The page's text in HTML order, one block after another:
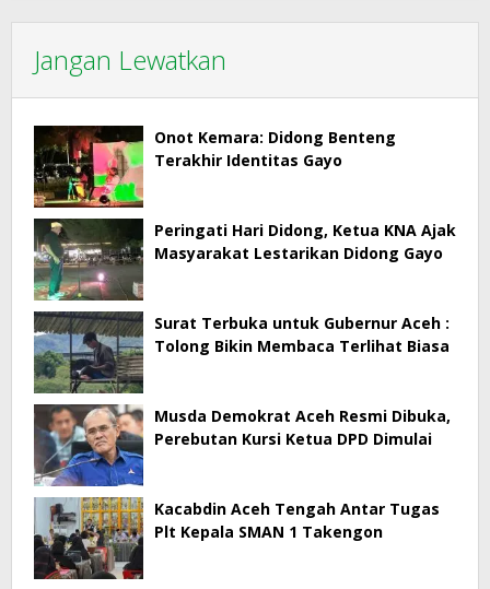
Jangan Lewatkan
Onot Kemara: Didong Benteng
Terakhir Identitas Gayo
Peringati Hari Didong, Ketua KNA Ajak
Masyarakat Lestarikan Didong Gayo
Surat Terbuka untuk Gubernur Aceh :
Tolong Bikin Membaca Terlihat Biasa
Musda Demokrat Aceh Resmi Dibuka,
Perebutan Kursi Ketua DPD Dimulai
Kacabdin Aceh Tengah Antar Tugas
Plt Kepala SMAN 1 Takengon